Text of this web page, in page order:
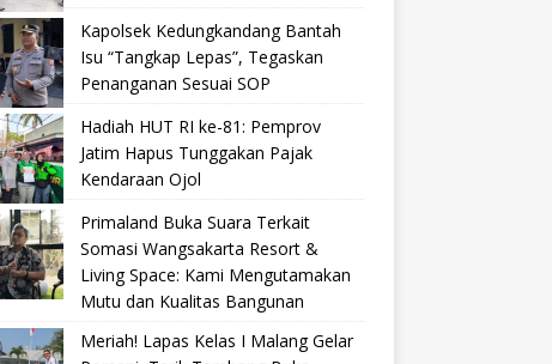
Kapolsek Kedungkandang Bantah
Isu “Tangkap Lepas”, Tegaskan
Penanganan Sesuai SOP
Hadiah HUT RI ke-81: Pemprov
Jatim Hapus Tunggakan Pajak
Kendaraan Ojol
Primaland Buka Suara Terkait
Somasi Wangsakarta Resort &
Living Space: Kami Mengutamakan
Mutu dan Kualitas Bangunan
Meriah! Lapas Kelas I Malang Gelar